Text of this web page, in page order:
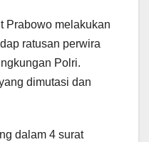
Prabowo melakukan
ratusan perwira
Polri.
dimutasi dan
dalam 4 surat